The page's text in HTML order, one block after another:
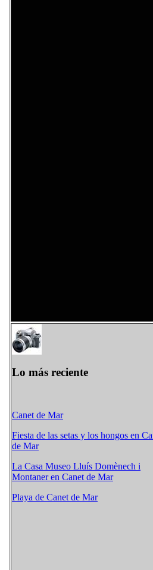
Lo más reciente
Canet de Mar
Fiesta de las setas y los hongos en
de Mar
La Casa Museo Lluís Domènech i
Montaner en Canet de Mar
Playa de Canet de Mar